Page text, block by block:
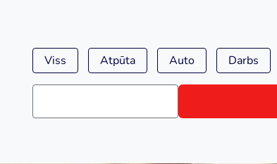
Viss Atpūta Auto Darbs